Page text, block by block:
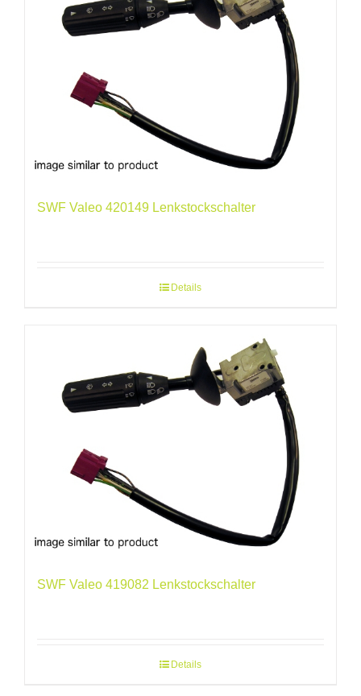
SWF Valeo 420149 Lenkstockschalter
Details
SWF Valeo 419082 Lenkstockschalter
Details